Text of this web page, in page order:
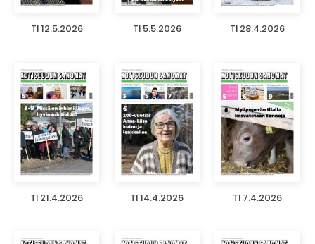
TI 12.5.2026 TI 5.5.2026 TI 28.4.2026
TI 21.4.2026 TI 14.4.2026 TI 7.4.2026